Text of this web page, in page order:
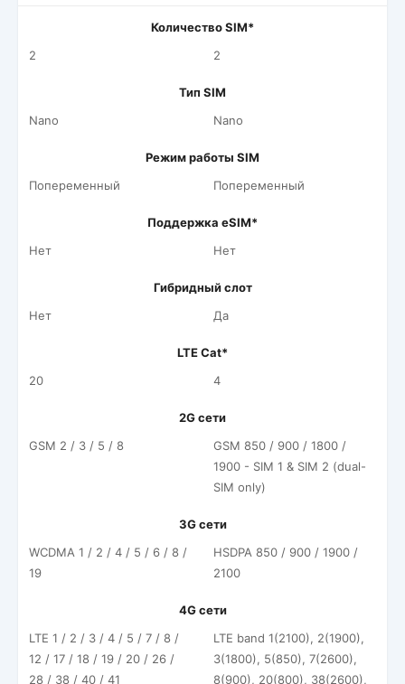
Количество SIM*
2
2
Тип SIM
Nano
Nano
Режим работы SIM
Попеременный
Попеременный
Поддержка eSIM*
Нет
Нет
Гибридный слот
Нет
Да
LTE Cat*
20
4
2G сети
GSM 2 / 3 / 5 / 8
GSM 850 / 900 / 1800 /
1900 - SIM 1 & SIM 2 (dual-
SIM only)
3G сети
WCDMA 1 / 2 / 4 / 5 / 6 / 8 /
19
HSDPA 850 / 900 / 1900 /
2100
4G сети
LTE 1 / 2 / 3 / 4 / 5 / 7 / 8 /
12 / 17 / 18 / 19 / 20 / 26 /
28 / 38 / 40 / 41
LTE band 1(2100), 2(1900),
3(1800), 5(850), 7(2600),
8(900), 20(800), 38(2600),